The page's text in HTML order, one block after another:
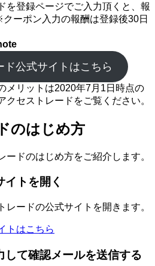
を登録ページでご入力頂くと、報
ーポン入力の報酬は登録後30日
ド公式サイトはこちら
メリットは2020年7月1日時点の
クセストレードをご覧ください。
のはじめ方
ードのはじめ方をご紹介します。
トを開く
レードの公式サイトを開きます。
トはこちら
して確認メールを送信する